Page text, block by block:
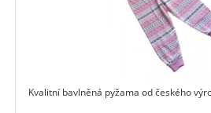
Kvalitní bavlněná pyžama od českého